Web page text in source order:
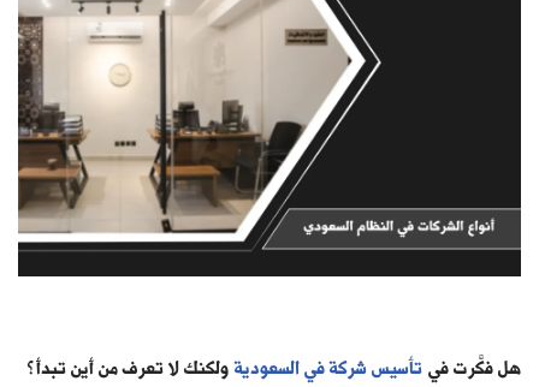
هل فكَّرت فيتأسيس شركة في السعوديةولكنك لا تعرف من أين تبدأ؟